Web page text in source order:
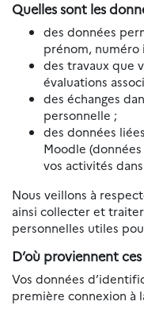
Quelles sont les
des données
prénom, numéro
des travaux que
évaluations
des échanges
personnelle ;
des données
Moodle
vos activités
Nous veillons à
ainsi collecter et
personnelles utiles
D’où proviennent
Vos données
première connexion à